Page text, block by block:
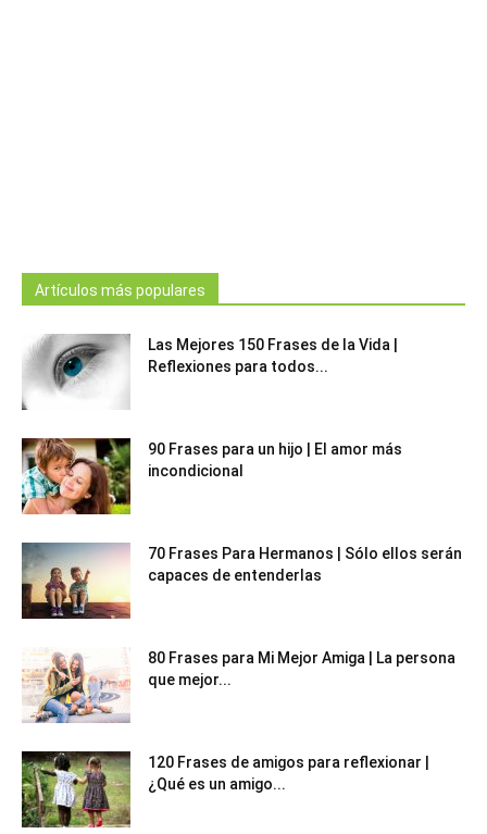
Artículos más populares
Las Mejores 150 Frases de la Vida |
Reflexiones para todos...
90 Frases para un hijo | El amor más
incondicional
70 Frases Para Hermanos | Sólo ellos serán
capaces de entenderlas
80 Frases para Mi Mejor Amiga | La persona
que mejor...
120 Frases de amigos para reflexionar |
¿Qué es un amigo...